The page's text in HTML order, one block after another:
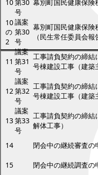
10第30
号
幕別町国民健康保険
10
の
2
議案
第30
号
幕別町国民健康保険
（民生常任委員会報
11
議案
第31
号
工事請負契約の締
号棟建設工事（建築
12
議案
第32
号
工事請負契約の締
号棟建設工事（建築
13
議案
第33
号
工事請負契約の締
解体工事）
14 閉会中の継続審査の
15
閉会中の継続調査の